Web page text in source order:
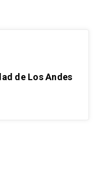
de Los Andes